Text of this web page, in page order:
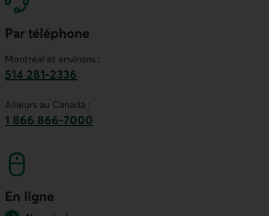
Par téléphone
Montréal et environs :
514 281-2336
Ailleurs au Canada :
1 866 866-7000
En ligne